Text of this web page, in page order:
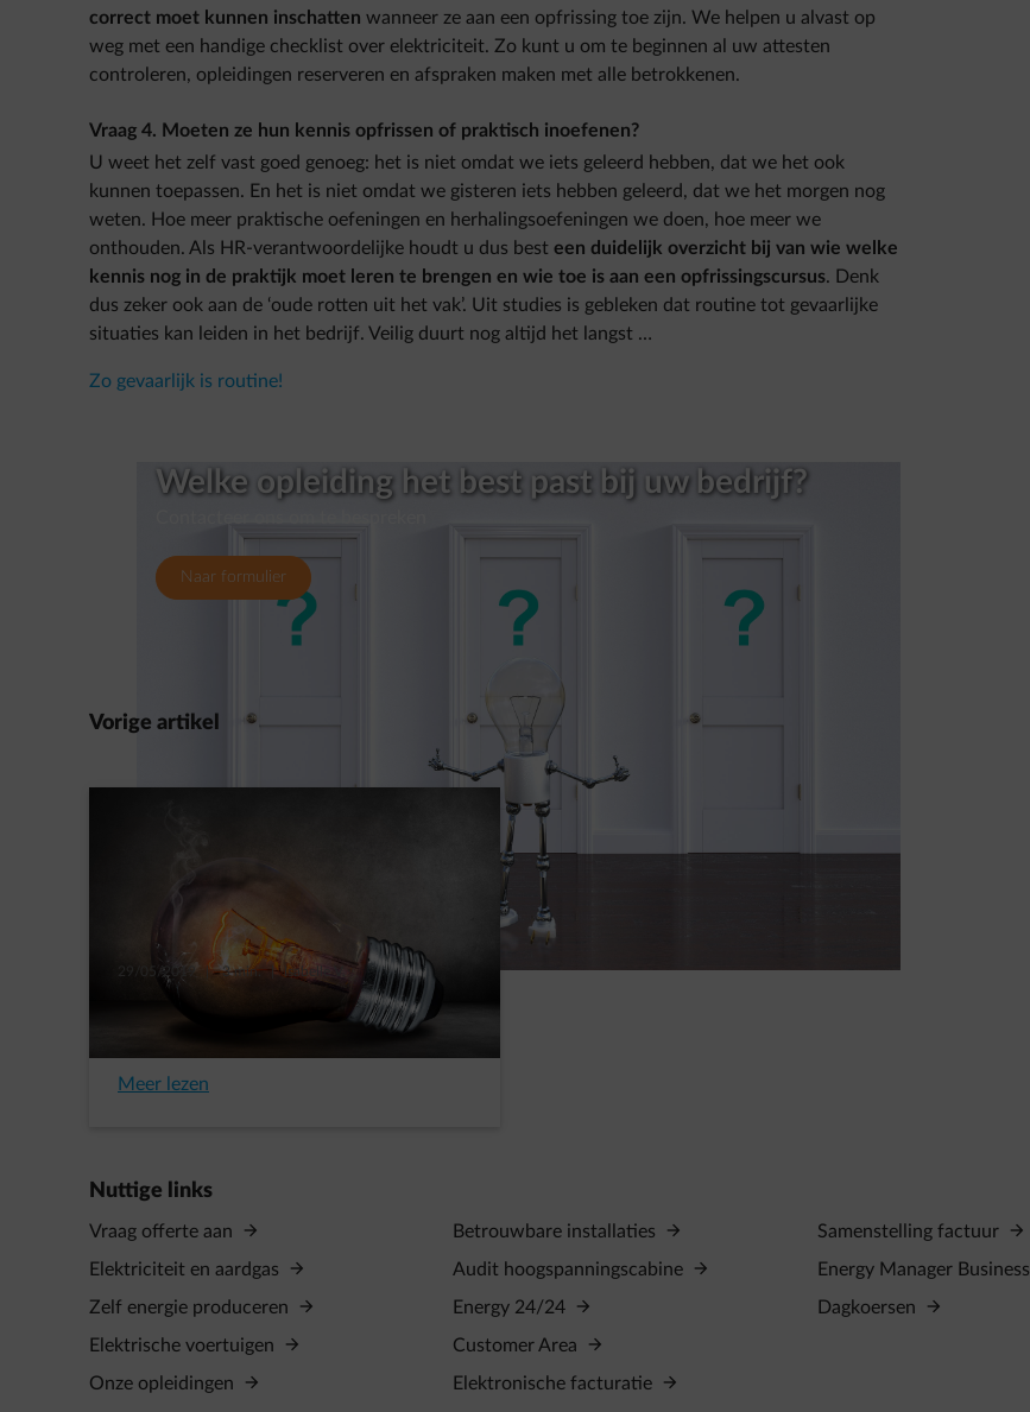
correct moet kunnen inschatten wanneer ze aan een opfrissing toe zijn. We helpen u alvast op
weg met een handige checklist over elektriciteit. Zo kunt u om te beginnen al uw attesten
controleren, opleidingen reserveren en afspraken maken met alle betrokkenen.
Vraag 4. Moeten ze hun kennis opfrissen of praktisch inoefenen?
U weet het zelf vast goed genoeg: het is niet omdat we iets geleerd hebben, dat we het ook
kunnen toepassen. En het is niet omdat we gisteren iets hebben geleerd, dat we het morgen nog
weten. Hoe meer praktische oefeningen en herhalingsoefeningen we doen, hoe meer we
onthouden. Als HR-verantwoordelijke houdt u dus best een duidelijk overzicht bij van wie welke
kennis nog in de praktijk moet leren te brengen en wie toe is aan een opfrissingscursus. Denk
dus zeker ook aan de ‘oude rotten uit het vak’. Uit studies is gebleken dat routine tot gevaarlijke
situaties kan leiden in het bedrijf. Veilig duurt nog altijd het langst …
Zo gevaarlijk is routine!
Welke opleiding het best past bij uw bedrijf?
Naar formulier
Vorige artikel
29/05/2019 | 3 min. | Isabelle V.
Elektrische veiligheid: misschien
Meer lezen
Nuttige links
Vraag offerte aan
Elektriciteit en aardgas
Zelf energie produceren
Elektrische voertuigen
Onze opleidingen
Betrouwbare installaties
Audit hoogspanningscabine
Energy 24/24
Customer Area
Elektronische facturatie
Samenstelling factuur
Energy Manager Business
Dagkoersen